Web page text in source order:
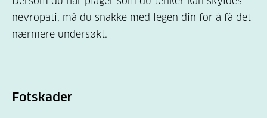
nevropati, må du snakke med legen din for å få det
nærmere undersøkt.
Fotskader